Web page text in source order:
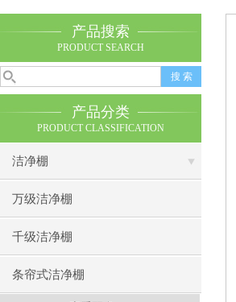
产品搜索
PRODUCT SEARCH
产品分类
PRODUCT CLASSIFICATION
洁净棚
万级洁净棚
千级洁净棚
条帘式洁净棚